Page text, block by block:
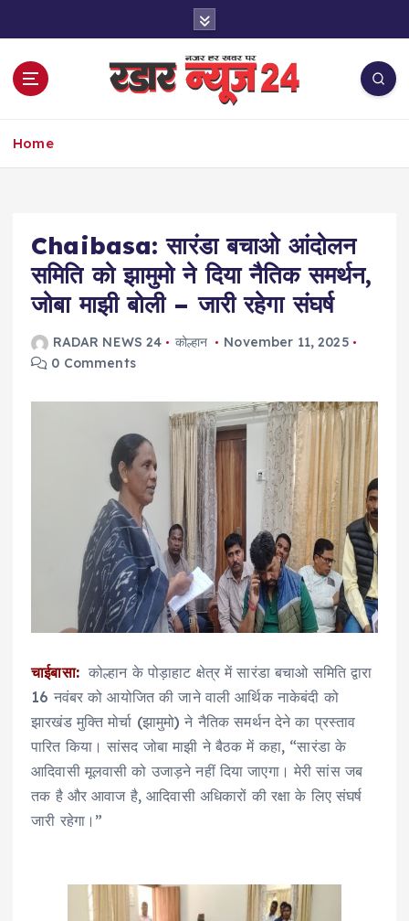
Home
Chaibasa: सारंडा बचाओ आंदोलन
समिति को झामुमो ने दिया नैतिक समर्थन,
जोबा माझी बोली – जारी रहेगा संघर्ष
RADAR NEWS 24 कोल्हान
November 11, 2025
0 Comments
चाईबासा: कोल्हान के पोड़ाहाट क्षेत्र में सारंडा बचाओ समिति द्वारा
16 नवंबर को आयोजित की जाने वाली आर्थिक नाकेबंदी को
झारखंड मुक्ति मोर्चा (झामुमो) ने नैतिक समर्थन देने का प्रस्ताव
पारित किया। सांसद जोबा माझी ने बैठक में कहा, “सारंडा के
आदिवासी मूलवासी को उजाड़ने नहीं दिया जाएगा। मेरी सांस जब
तक है और आवाज है, आदिवासी अधिकारों की रक्षा के लिए संघर्ष
जारी रहेगा।”